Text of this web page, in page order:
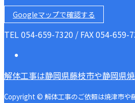
Googleマップで確認する
TEL 054-659-7320 / FAX 054-659-
解体工事は静岡県藤枝市や静岡県
Copyright © 解体工事のご依頼は焼津市や